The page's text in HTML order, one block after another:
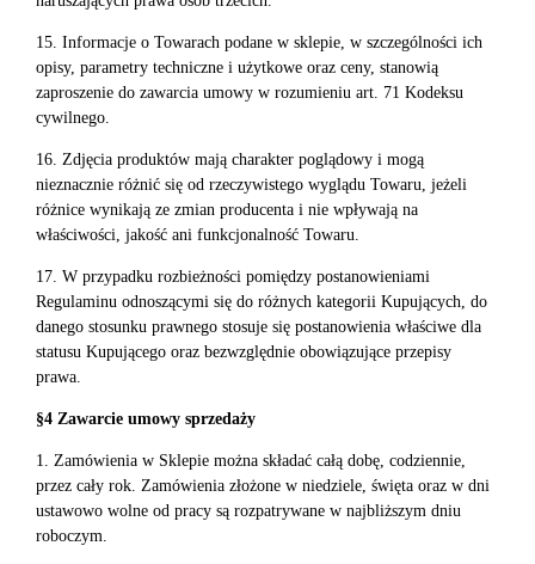
15. Informacje o Towarach podane w sklepie, w szczególności ich
opisy, parametry techniczne i użytkowe oraz ceny, stanowią
zaproszenie do zawarcia umowy w rozumieniu art. 71 Kodeksu
cywilnego.
16. Zdjęcia produktów mają charakter poglądowy i mogą
nieznacznie różnić się od rzeczywistego wyglądu Towaru, jeżeli
różnice wynikają ze zmian producenta i nie wpływają na
właściwości, jakość ani funkcjonalność Towaru.
17. W przypadku rozbieżności pomiędzy postanowieniami
Regulaminu odnoszącymi się do różnych kategorii Kupujących, do
danego stosunku prawnego stosuje się postanowienia właściwe dla
statusu Kupującego oraz bezwzględnie obowiązujące przepisy
prawa.
§4 Zawarcie umowy sprzedaży
1. Zamówienia w Sklepie można składać całą dobę, codziennie,
przez cały rok. Zamówienia złożone w niedziele, święta oraz w dni
ustawowo wolne od pracy są rozpatrywane w najbliższym dniu
roboczym.